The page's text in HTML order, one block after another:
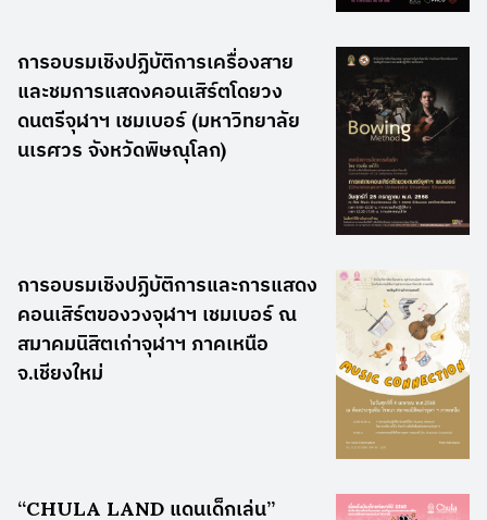
การอบรมเชิงปฏิบัติการเครื่องสาย
และชมการแสดงคอนเสิร์ตโดยวง
ดนตรีจุฬาฯ เชมเบอร์ (มหาวิทยาลัย
นเรศวร จังหวัดพิษณุโลก)
การอบรมเชิงปฏิบัติการและการแสดง
คอนเสิร์ตของวงจุฬาฯ เชมเบอร์ ณ
สมาคมนิสิตเก่าจุฬาฯ ภาคเหนือ
จ.เชียงใหม่
“CHULA LAND แดนเด็กเล่น”